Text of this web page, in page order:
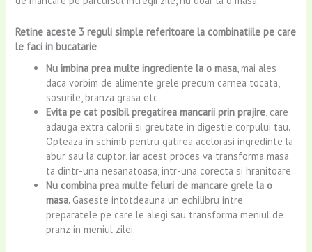
Retine aceste 3 reguli simple referitoare la combinatiile pe care
le faci in bucatarie
Nu imbina prea multe ingrediente la o masa, mai ales
daca vorbim de alimente grele precum carnea tocata,
sosurile, branza grasa etc.
Evita pe cat posibil pregatirea mancarii prin prajire, care
adauga extra calorii si greutate in digestie corpului tau.
Opteaza in schimb pentru gatirea acelorasi ingredinte la
abur sau la cuptor, iar acest proces va transforma masa
ta dintr-una nesanatoasa, intr-una corecta si hranitoare.
Nu combina prea multe feluri de mancare grele la o
masa. Gaseste intotdeauna un echilibru intre
preparatele pe care le alegi sau transforma meniul de
pranz in meniul zilei.